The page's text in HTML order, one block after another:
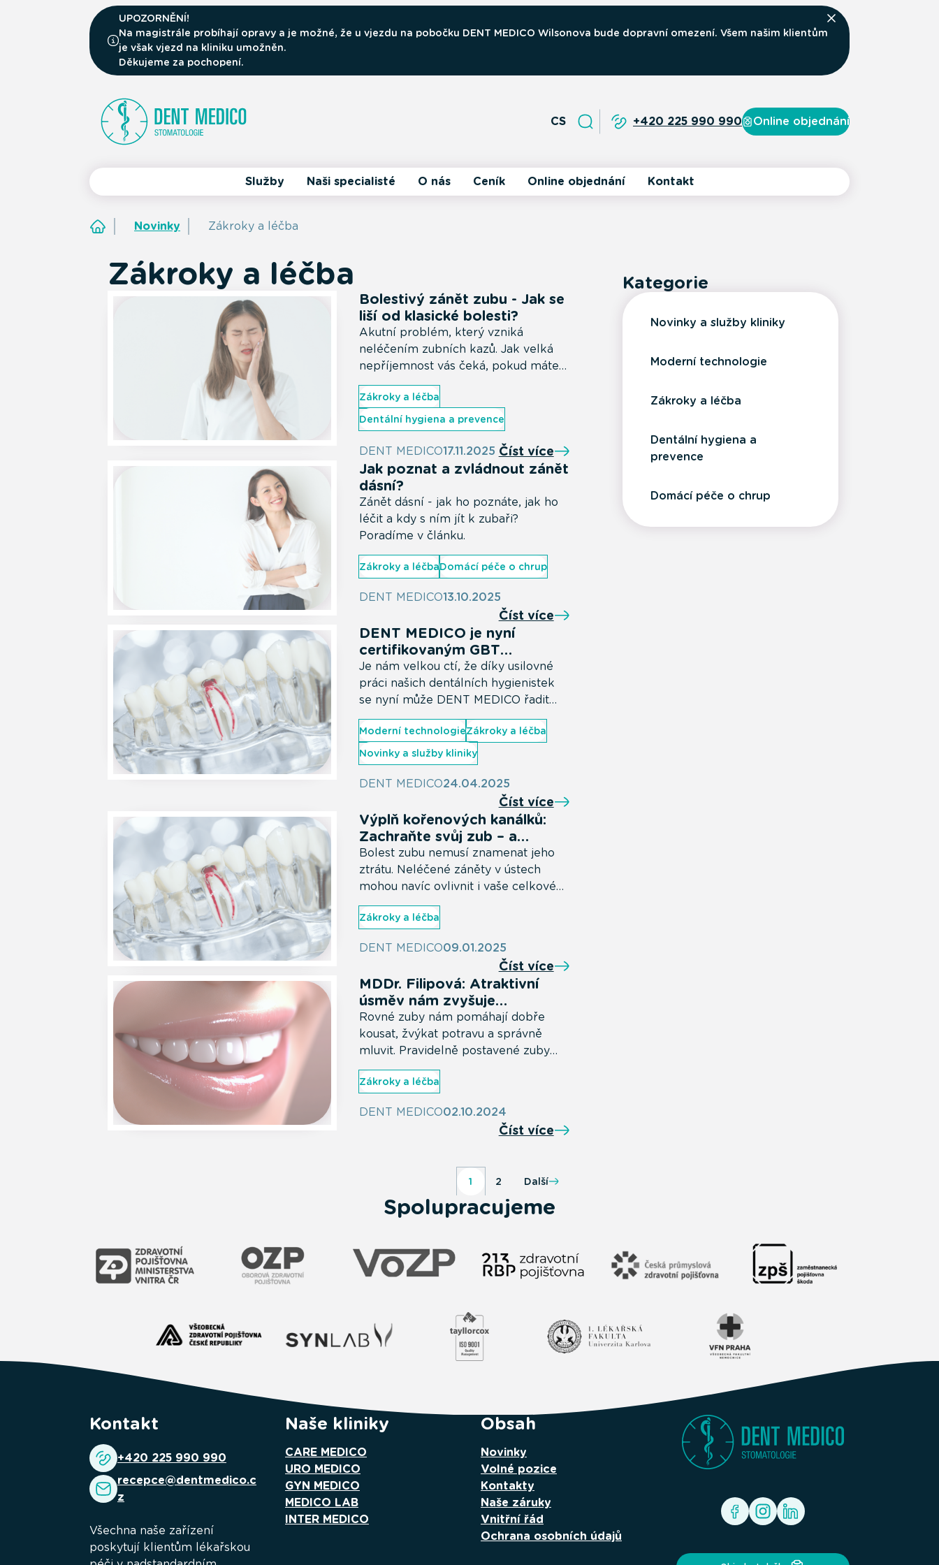
UPOZORNĚNÍ!
Na magistrále probíhají opravy a je možné, že u vjezdu na pobočku DENT MEDICO Wilsonova bude dopravní omezení. Všem našim klientům
je však vjezd na kliniku umožněn.
Děkujeme za pochopení.
CS +420 225 990 990 Online objednání
Služby Naši specialisté O nás Ceník Online objednání Kontakt
Novinky Zákroky a léčba
Zákroky a léčba
Bolestivý zánět zubu - Jak se
liší od klasické bolesti?
Akutní problém, který vzniká
neléčením zubních kazů. Jak velká
nepříjemnost vás čeká, pokud máte
zánět zubu a jak to řešit?
Zákroky a léčba
Dentální hygiena a prevence
DENT MEDICO17.11.2025 Číst více
Jak poznat a zvládnout zánět
dásní?
Zánět dásní - jak ho poznáte, jak ho
léčit a kdy s ním jít k zubaři?
Poradíme v článku.
Zákroky a léčbaDomácí péče o chrup
DENT MEDICO13.10.2025
Číst více
DENT MEDICO je nyní
certifikovaným GBT
pracovištěm
Je nám velkou ctí, že díky usilovné
práci našich dentálních hygienistek
se nyní může DENT MEDICO řadit
mezi certifikovaná pracoviště
využívající technologii Guided Biofilm
Therapy (GBT). Tato moderní metoda
představuje šetrný a vysoce efektivní
způsob profesionální dentální
hygieny, která se zaměřuje na
odstranění zubního biofilmu – hlavní
příčiny zánětů dásní a dalších
problémů dutiny ústní.
Moderní technologieZákroky a léčba
Novinky a služby kliniky
DENT MEDICO24.04.2025
Číst více
Výplň kořenových kanálků:
Zachraňte svůj zub – a
investujte do svého zdraví
Bolest zubu nemusí znamenat jeho
ztrátu. Neléčené záněty v ústech
mohou navíc ovlivnit i vaše celkové
zdraví – od srdce po trávení. Moderní
endodoncie dokáže zub zachránit,
úlevu bez bolesti. Proč se spokojit se
základním ošetřením, když můžete
mít precizní péči na míru vašim
potřebám?
Zákroky a léčba
DENT MEDICO09.01.2025
Číst více
MDDr. Filipová: Atraktivní
úsměv nám zvyšuje
sebevědomí
Rovné zuby nám pomáhají dobře
kousat, žvýkat potravu a správně
mluvit. Pravidelně postavené zuby
nejen lépe koušou, ale také se lépe
čistí a také lépe vypadají.
Zákroky a léčba
DENT MEDICO02.10.2024
Číst více
1 2 Další
Kategorie
Novinky a služby kliniky
Moderní technologie
Zákroky a léčba
Dentální hygiena a
prevence
Domácí péče o chrup
Spolupracujeme
Kontakt
+420 225 990 990
recepce@dentmedico.c
z
Všechna naše zařízení
poskytují klientům lékařskou
Naše kliniky
CARE MEDICO
URO MEDICO
GYN MEDICO
MEDICO LAB
INTER MEDICO
Obsah
Novinky
Volné pozice
Kontakty
Naše záruky
Vnitřní řád
Ochrana osobních údajů